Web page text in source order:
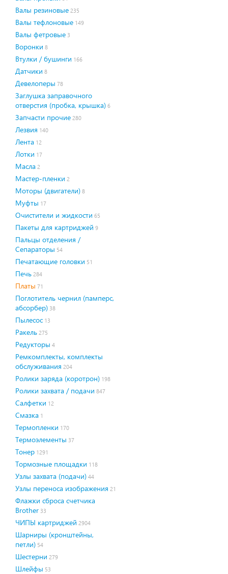
Валы резиновые 235
Валы тефлоновые 149
Валы фетровые 3
Воронки 8
Втулки / бушинги 166
Датчики 8
Девелоперы 78
Заглушка заправочного
отверстия (пробка, крышка) 6
Запчасти прочие 280
Лезвия 140
Лента 12
Лотки 17
Масла 2
Мастер-пленки 2
Моторы (двигатели) 8
Муфты 17
Очистители и жидкости 65
Пакеты для картриджей 9
Пальцы отделения /
Сепараторы 54
Печатающие головки 51
Печь 284
Платы 71
Поглотитель чернил (памперс,
абсорбер) 38
Пылесос 13
Ракель 275
Редукторы 4
Ремкомплекты, комплекты
обслуживания 204
Ролики заряда (коротрон) 198
Ролики захвата / подачи 847
Салфетки 12
Смазка 1
Термопленки 170
Термоэлементы 37
Тонер 1291
Тормозные площадки 118
Узлы захвата (подачи) 44
Узлы переноса изображения 21
Флажки сброса счетчика
Brother 33
ЧИПЫ картриджей 2904
Шарниры (кронштейны,
петли) 54
Шестерни 279
Шлейфы 53